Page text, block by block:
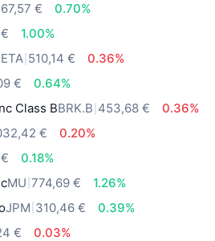
€
0.70%
1.00%
510,14 €
0.36%
€
0.64%
Class BBRK.B 453,68 €
0.36%
€
0.20%
0.18%
MU 774,69 €
1.26%
JPM 310,46 €
0.39%
€ 0.03%